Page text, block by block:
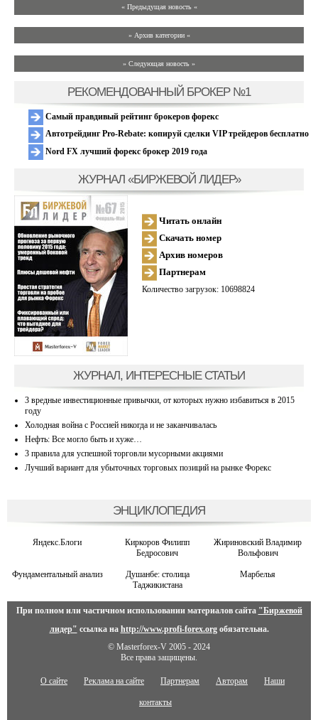
« Предыдущая новость «
» Архив категории «
» Следующая новость »
РЕКОМЕНДОВАННЫЙ БРОКЕР №1
Самый правдивый рейтинг брокеров форекс
Автотрейдинг Pro-Rebate: копируй сделки VIP трейдеров бесплатно
Nord FX лучший форекс брокер 2019 года
ЖУРНАЛ «БИРЖЕВОЙ ЛИДЕР»
Читать онлайн
Скачать номер
Архив номеров
Партнерам
Количество загрузок: 10698824
ЖУРНАЛ, ИНТЕРЕСНЫЕ СТАТЬИ
3 вредные инвестиционные привычки, от которых нужно избавиться в 2015
году
Холодная война с Россией никогда и не заканчивалась
Нефть: Все могло быть и хуже…
3 правила для успешной торговли мусорными акциями
Лучший вариант для убыточных торговых позиций на рынке Форекс
ЭНЦИКЛОПЕДИЯ
Яндекс.Блоги
Киркоров Филипп
Бедросович
Жириновский Владимир
Вольфович
Фундаментальный анализ
Душанбе: столица
Таджикистана
Марбелья
При полном или частичном использовании материалов сайта "Биржевой
лидер" ссылка на http://www.profi-forex.orgобязательна.
© Masterforex-V 2005 - 2024
Все права защищены.
О сайте Реклама на сайте Партнерам Авторам Наши
контакты